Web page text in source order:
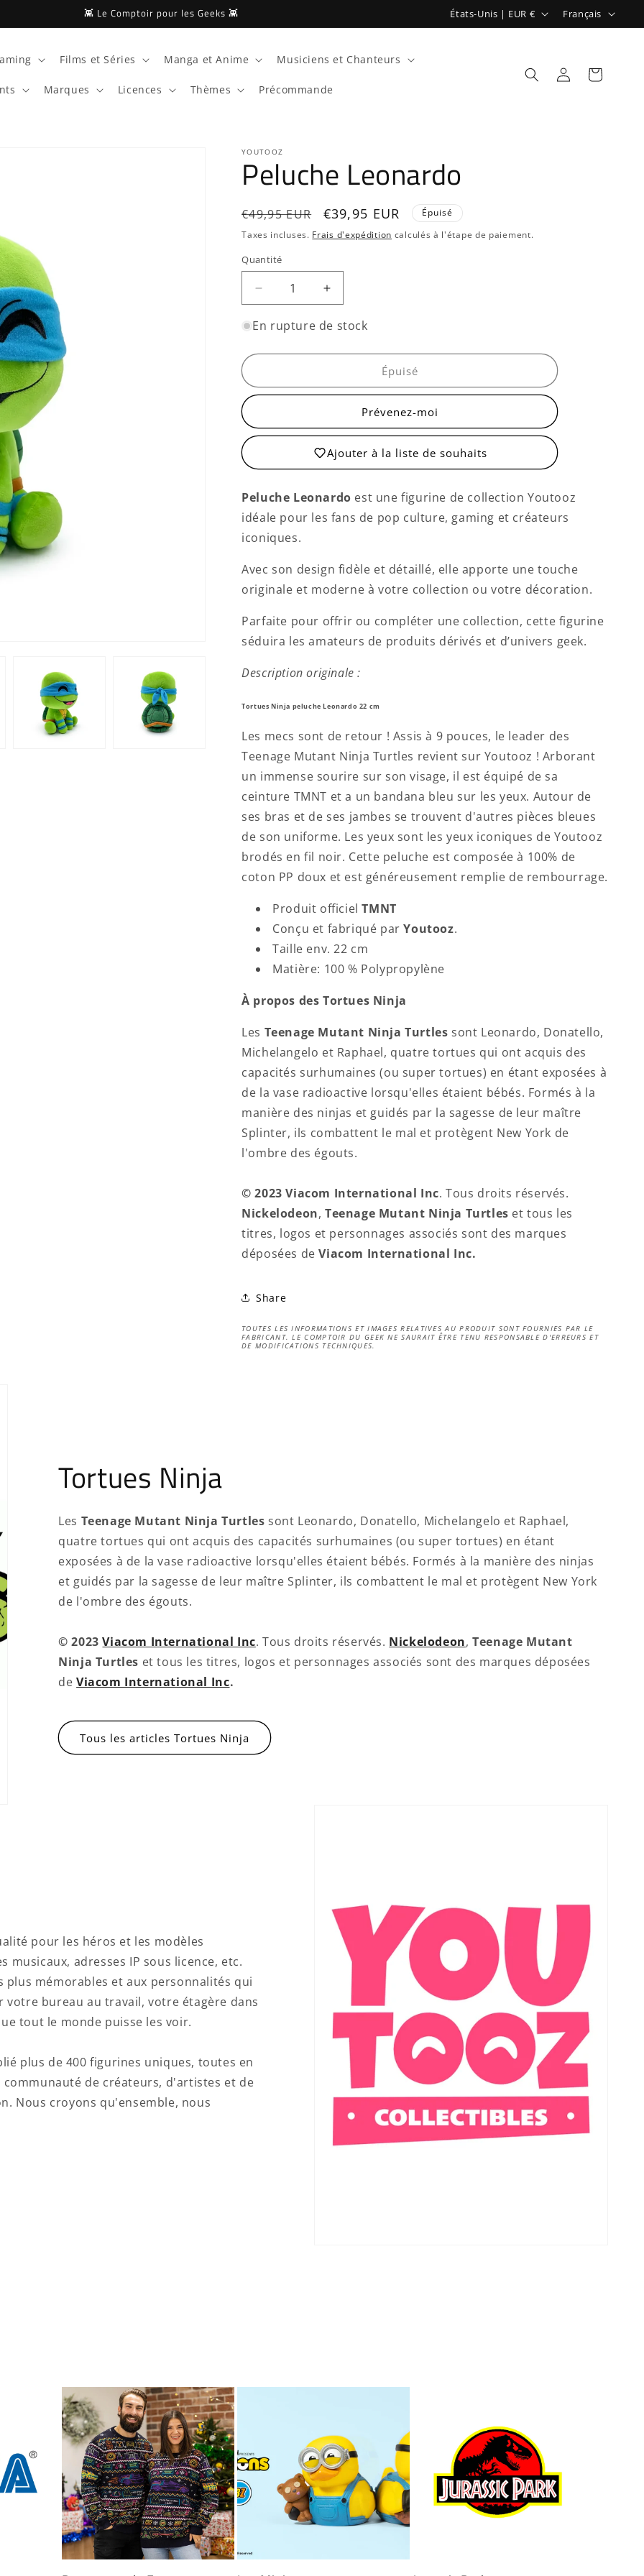
👾 Le Comptoir pour les Geeks 👾
P
a
g
i
o
n
États-Unis | EUR €
a
g
Français
Films et Séries Manga et Anime Musiciens et Chanteurs
Marques Licences Thèmes Précommande
ConnexionPanier
YOUTOOZ
Peluche Leonardo
Prix
habituel
€49,95 EUR
Prix
promotionnel
€39,95 EUR
Épuisé
Taxes incluses. Frais d'expédition calculés à l'étape de paiement.
Quantité
Quantité
Réduire
la
quantité
Peluche
Augmenter
la
quantité
Peluche
En rupture de stock
Épuisé
Prévenez-moi
Ajouter à la liste de souhaits
Peluche Leonardo est une figurine de collection Youtooz
idéale pour les fans de pop culture, gaming et créateurs
iconiques.
Avec son design fidèle et détaillé, elle apporte une touche
originale et moderne à votre collection ou votre décoration.
Parfaite pour offrir ou compléter une collection, cette figurine
séduira les amateurs de produits dérivés et d’univers geek.
Description originale :
Tortues Ninja peluche Leonardo 22 cm
Les mecs sont de retour ! Assis à 9 pouces, le leader des
Teenage Mutant Ninja Turtles revient sur Youtooz ! Arborant
un immense sourire sur son visage, il est équipé de sa
ceinture TMNT et a un bandana bleu sur les yeux. Autour de
ses bras et de ses jambes se trouvent d'autres pièces bleues
de son uniforme. Les yeux sont les yeux iconiques de Youtooz
brodés en fil noir. Cette peluche est composée à 100% de
coton PP doux et est généreusement remplie de rembourrage.
Produit officielTMNT
Conçu et fabriqué par Youtooz.
Taille env. 22 cm
Matière: 100 % Polypropylène
À propos des Tortues Ninja
Les Teenage Mutant Ninja Turtles sont Leonardo, Donatello,
Michelangelo et Raphael, quatre tortues qui ont acquis des
capacités surhumaines (ou super tortues) en étant exposées à
de la vase radioactive lorsqu'elles étaient bébés. Formés à la
manière des ninjas et guidés par la sagesse de leur maître
Splinter, ils combattent le mal et protègent New York de
l'ombre des égouts.
© 2023 Viacom International Inc. Tous droits réservés.
Nickelodeon, Teenage Mutant Ninja Turtles et tous les
titres, logos et personnages associés sont des marques
déposées de Viacom International Inc.
Share
TOUTES LES INFORMATIONS ET IMAGES RELATIVES AU PRODUIT SONT FOURNIES PAR LE
FABRICANT. LE COMPTOIR DU GEEK NE SAURAIT ÊTRE TENU RESPONSABLE D'ERREURS ET
DE MODIFICATIONS TECHNIQUES.
Tortues Ninja
Les Teenage Mutant Ninja Turtlessont Leonardo, Donatello, Michelangelo et Raphael,
quatre tortues qui ont acquis des capacités surhumaines (ou super tortues) en étant
exposées à de la vase radioactive lorsqu'elles étaient bébés. Formés à la manière des ninjas
et guidés par la sagesse de leur maître Splinter, ils combattent le mal et protègent New York
de l'ombre des égouts.
© 2023Viacom International Inc. Tous droits réservés. Nickelodeon,Teenage Mutant
Ninja Turtles et tous les titres, logos et personnages associés sont des marques déposées
deViacom International Inc.
Tous les articles Tortues Ninja
pour les héros et les modèles
adresses IP sous licence, etc.
mémorables et aux personnalités qui
bureau au travail, votre étagère dans
tout le monde puisse les voir.
plus de 400 figurines uniques, toutes en
de créateurs, d'artistes et de
Nous croyons qu'ensemble, nous